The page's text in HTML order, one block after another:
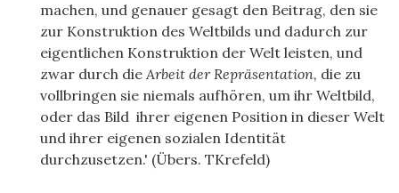
machen, und genauer gesagt den Beitrag, den sie
zur Konstruktion des Weltbilds und dadurch zur
eigentlichen Konstruktion der Welt leisten, und
zwar durch dieArbeit der Repräsentation, die zu
vollbringen sie niemals aufhören, um ihr Weltbild,
oder das Bild ihrer eigenen Position in dieser Welt
und ihrer eigenen sozialen Identität
durchzusetzen.' (Übers. TKrefeld)